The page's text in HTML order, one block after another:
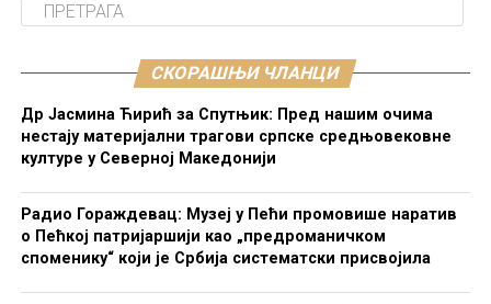
СКОРАШЊИ ЧЛАНЦИ
Др Јасмина Ћирић за Спутњик: Пред нашим очима
нестају материјални трагови српске средњовековне
културе у Северној Македонији
Радио Гораждевац: Музеј у Пећи промовише наратив
о Пећкој патријаршији као „предроманичком
споменику“ који је Србија систематски присвојила